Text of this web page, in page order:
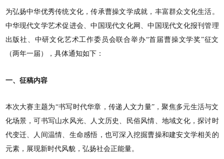
为弘扬中华优秀传统文化，传承曹操文学成就，丰富群众文化生活。
中华现代文学艺术促进会、中国现代文化网、中国现代文化报刊管理
出版社、中研文化艺术工作委员会联合举办“首届曹操文学奖”征文
（两年一届），具体通知如下：
一、征稿内容
本次大赛主题为“书写时代华章，传递人文力量”，聚焦多元生活与文
化场景，可书写山水风光、人文历史、民俗风情、地域文化，探讨时
代变迁、人间温情、生命感悟，也可深入挖掘曹操和建安文学相关的
元素，展现新时代风貌，弘扬社会正能量。